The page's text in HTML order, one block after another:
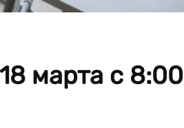
марта с 8:00